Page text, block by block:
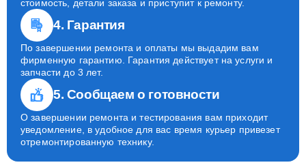
стоимость, детали заказа и приступит к ремонту.
4. Гарантия
По завершении ремонта и оплаты мы выдадим вам
фирменную гарантию. Гарантия действует на услуги и
запчасти до 3 лет.
5. Сообщаем о готовности
О завершении ремонта и тестирования вам приходит
уведомление, в удобное для вас время курьер привезет
отремонтированную технику.